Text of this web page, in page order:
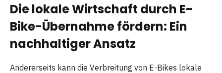
Die lokale Wirtschaft durch E-
Bike-Übernahme fördern: Ein
nachhaltiger Ansatz
Andererseits kann die Verbreitung von E-Bikes lokale